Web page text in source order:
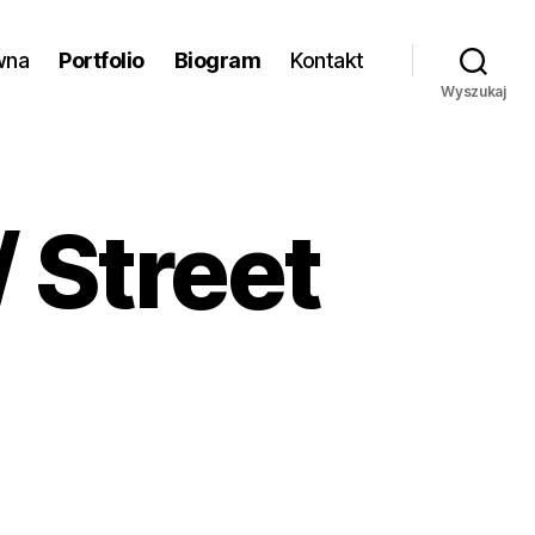
Portfolio Biogram Kontakt
Wyszukaj
Street